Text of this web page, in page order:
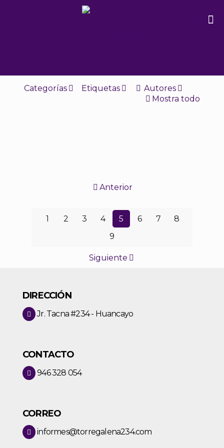
Categorías Etiquetas
Autores
Mostra todo
Anterior
1 2 3 4 5 6 7
8
9
Siguiente
DIRECCIÓN
Jr. Tacna #234 - Huancayo
CONTACTO
946 328 054
CORREO
informes@torregalena234.com